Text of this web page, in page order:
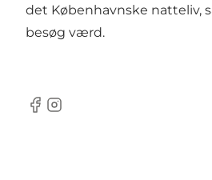
det Københavnske natteliv,
besøg værd.
Facebook
Instagram